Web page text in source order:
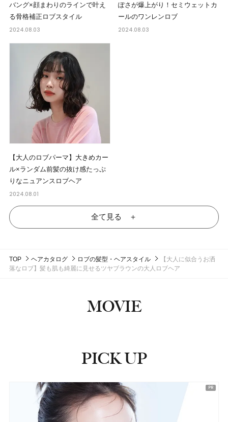
バング×顔まわりのラインで叶え
る骨格補正ロブスタイル
2024.08.03
ぽさが爆上がり！セミウェットカ
ールのワンレンロブ
2024.08.03
【大人のロブパーマ】大きめカー
ル×ランダム前髪の抜け感たっぷ
りなニュアンスロブヘア
2024.08.01
全て見る ＋
TOP ヘアカタログ ロブの髪型・ヘアスタイル
【大人に似合うお洒
落なロブ】髪も肌も綺麗に見せるツヤブラウンの大人ロブヘア
MOVIE
PICK UP